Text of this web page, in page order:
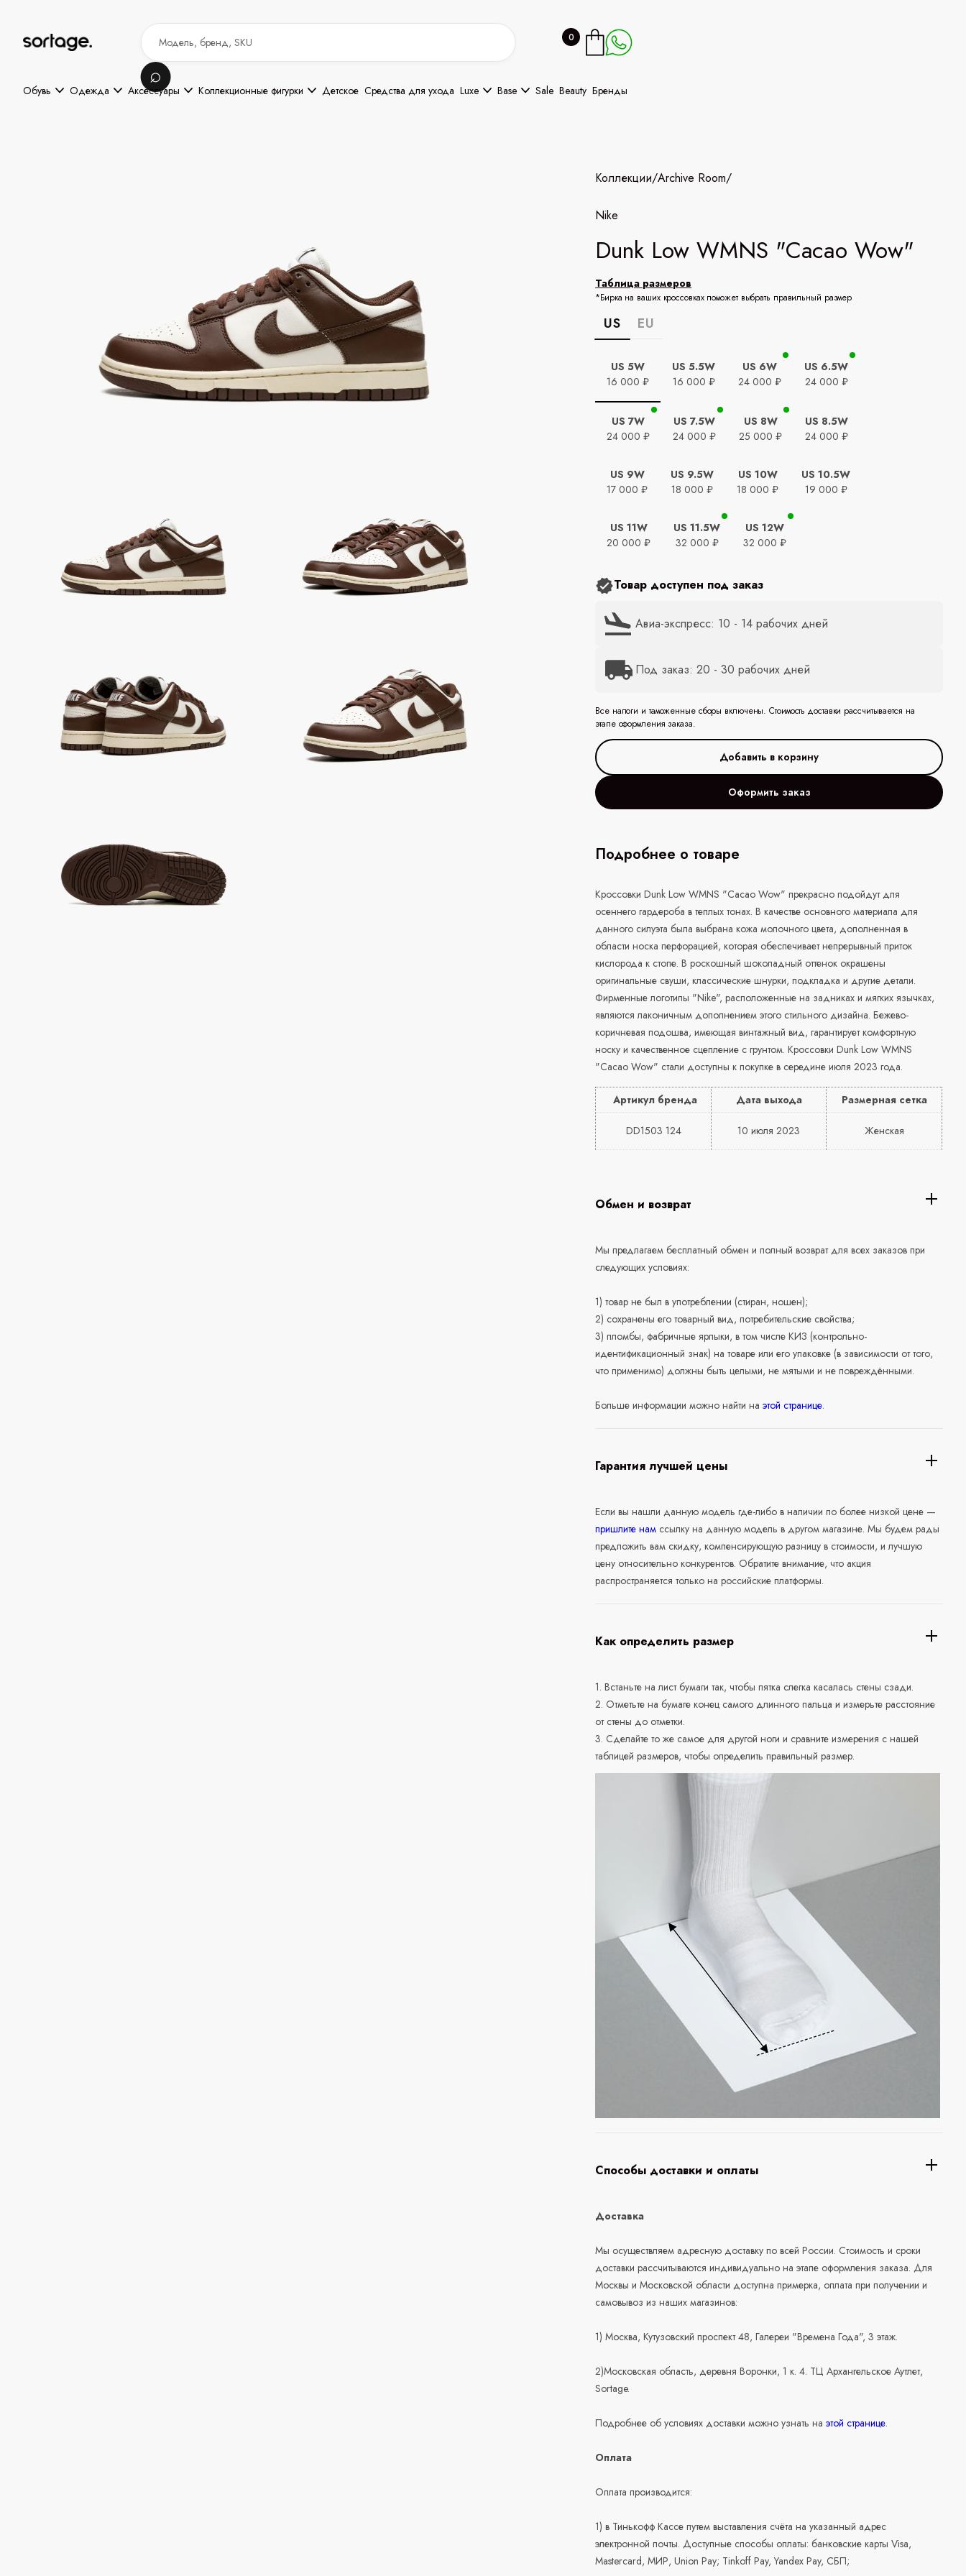
0
Обувь Одежда Аксессуары Коллекционные фигурки Детское Средства для ухода Luxe Base Sale Beauty Бренды
Коллекции/Archive Room/
Nike
Dunk Low WMNS "Cacao Wow"
Таблица размеров
*Бирка на ваших кроссовках поможет выбрать правильный размер
US EU
US 5W
16 000 ₽
US 5.5W
16 000 ₽
US 6W
24 000 ₽
US 6.5W
24 000 ₽
US 7W
24 000 ₽
US 7.5W
24 000 ₽
US 8W
25 000 ₽
US 8.5W
24 000 ₽
US 9W
17 000 ₽
US 9.5W
18 000 ₽
US 10W
18 000 ₽
US 10.5W
19 000 ₽
US 11W
20 000 ₽
US 11.5W
32 000 ₽
US 12W
32 000 ₽
Товар доступен под заказ
Авиа-экспресс: 10 - 14 рабочих дней
Под заказ: 20 - 30 рабочих дней
Все налоги и таможенные сборы включены. Стоимость доставки рассчитывается на
этапе оформления заказа.
Оформить заказ
Подробнее о товаре
Кроссовки Dunk Low WMNS "Cacao Wow" прекрасно подойдут для
осеннего гардероба в теплых тонах. В качестве основного материала для
данного силуэта была выбрана кожа молочного цвета, дополненная в
области носка перфорацией, которая обеспечивает непрерывный приток
кислорода к стопе. В роскошный шоколадный оттенок окрашены
оригинальные свуши, классические шнурки, подкладка и другие детали.
Фирменные логотипы "Nike", расположенные на задниках и мягких язычках,
являются лаконичным дополнением этого стильного дизайна. Бежево-
коричневая подошва, имеющая винтажный вид, гарантирует комфортную
носку и качественное сцепление с грунтом. Кроссовки Dunk Low WMNS
"Cacao Wow" стали доступны к покупке в середине июля 2023 года.
Артикул бренда Дата выхода Размерная сетка
DD1503 124 10 июля 2023 Женская
Обмен и возврат
Мы предлагаем бесплатный обмен и полный возврат для всех заказов при
следующих условиях:
1) товар не был в употреблении (стиран, ношен);
2) сохранены его товарный вид, потребительские свойства;
3) пломбы, фабричные ярлыки, в том числе КИЗ (контрольно-
идентификационный знак) на товаре или его упаковке (в зависимости от того,
что применимо) должны быть целыми, не мятыми и не повреждёнными.
Больше информации можно найти наэтой странице.
Гарантия лучшей цены
Если вы нашли данную модель где-либо в наличии по более низкой цене —
пришлите нам ссылку на данную модель в другом магазине. Мы будем рады
предложить вам скидку, компенсирующую разницу в стоимости, и лучшую
цену относительно конкурентов. Обратите внимание, что акция
распространяется только на российские платформы.
Как определить размер
1. Встаньте на лист бумаги так, чтобы пятка слегка касалась стены сзади.
2. Отметьте на бумаге конец самого длинного пальца и измерьте расстояние
от стены до отметки.
3. Сделайте то же самое для другой ноги и сравните измерения с нашей
таблицей размеров, чтобы определить правильный размер.
Способы доставки и оплаты
Доставка
Мы осуществляем адресную доставку по всей России. Стоимость и сроки
доставки рассчитываются индивидуально на этапе оформления заказа. Для
Москвы и Московской области доступна примерка, оплата при получении и
самовывоз из наших магазинов:
1) Москва, Кутузовский проспект 48, Галереи "Времена Года", 3 этаж.
2)Московская область, деревня Воронки, 1 к. 4. ТЦ Архангельское Аутлет,
Sortage.
Подробнее об условиях доставки можно узнать наэтой странице.
Оплата
Оплата производится:
1) в Тинькофф Кассе путем выставления счёта на указанный адрес
электронной почты. Доступные способы оплаты: банковские карты Visa,
Mastercard, МИР, Union Pay; Tinkoff Pay, Yandex Pay, СБП;